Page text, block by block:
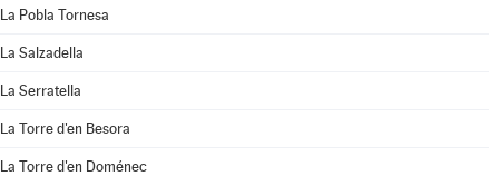
La Pobla Tornesa
La Salzadella
La Serratella
La Torre d'en Besora
La Torre d'en Doménec